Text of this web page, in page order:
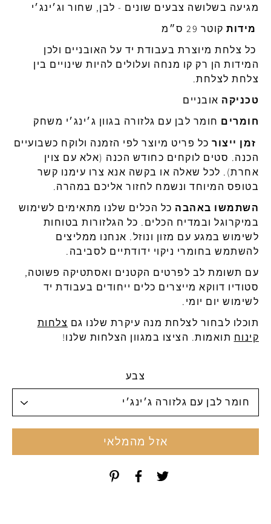
מגיעה בשלושה צבעים שונים - לבן, שחור וג׳ינג׳י
מידות קוטר 29 ס״מ
כל צלחת מיוצרת בעבודת יד על האובניים ולכן
המידות הן רק קו מנחה ועלולים להיות שינויים בין
צלחת לצלחת.
טכניקה אובניים
חומרים חומר לבן עם גלזורה בגוון ג׳ינג׳י משחק
זמן ייצור כל פריט מיוצר לפי הזמנה ולוקח כשבועיים
הכנה. סטים לוקחים כחודש הכנה (אלא עם צוין
אחרת). לכל שאלה או בקשה אנא צרו עימנו קשר
בטופס המיוחד ונשמח לחזור אליכם במהרה.
השתמשו באהבה כל הכלים שלנו מתאימים לשימוש
במיקרוגל ובמדיח הכלים. כל הגלזורות בטוחות
לשימוש במגע עם מזון ונוזל. אנחנו ממליצים
להשתמש בחומרי ניקוי ידודתיים לסביבה.
עם תשומת לב לפרטים הקטנים ואסתטיקה פשוטה,
סטודיו דווקא מייצרים כלים ייחודים בעבודת יד
לשימוש יום יומי.
תוכלו לבחור לצלחת מנה עיקרת שלנו גם צלחות
קינוח תואמות. הציצו במגוון הצלחות שלנו!
צבע
אזל מהמלאי